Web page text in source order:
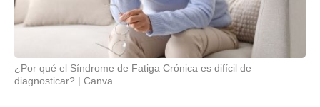
¿Por qué el Síndrome de Fatiga Crónica es difícil de
diagnosticar?
Canva